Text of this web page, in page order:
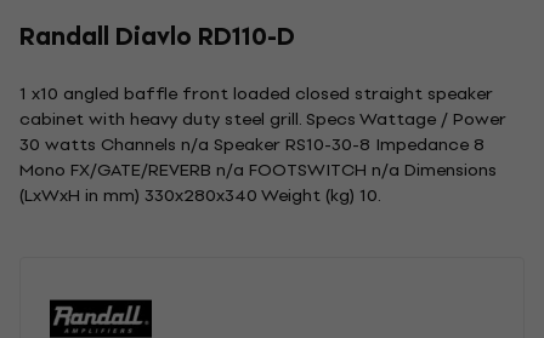
Randall Diavlo RD110-D
1 x10 angled baffle front loaded closed straight speaker
cabinet with heavy duty steel grill. Specs Wattage / Power
30 watts Channels n/a Speaker RS10-30-8 Impedance 8
Mono FX/GATE/REVERB n/a FOOTSWITCH n/a Dimensions
(LxWxH in mm) 330x280x340 Weight (kg) 10.